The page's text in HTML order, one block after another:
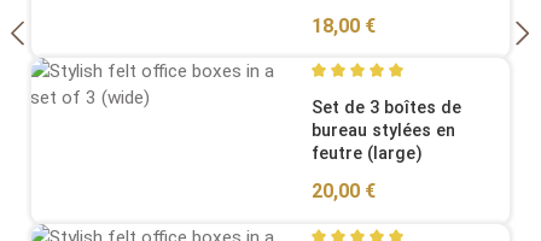
Regular price:
18,00 €
Average rating of 5 out of
Set de 3 boîtes de
bureau stylées en
feutre (large)
Regular price:
20,00 €